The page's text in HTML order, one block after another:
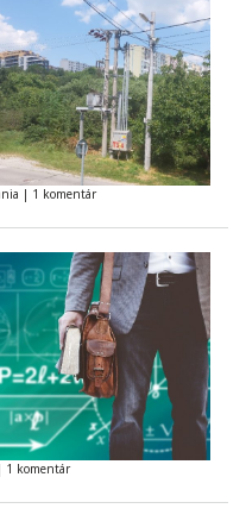
| 1 komentár
1 komentár